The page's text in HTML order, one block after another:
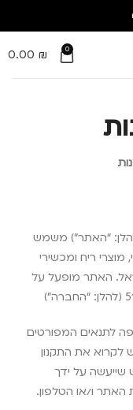
0
0.00 ₪
“האתר”) משמש
ריח ומכשירי
האתר מופעל על
לתנאים המפורטים
לקרוא את התקנון
שייעשה על ידך
ו/או הטלפון.